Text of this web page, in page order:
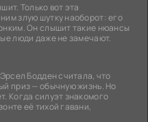
Только вот эта
злую шутку наоборот: его
Он слышит такие нюансы
люди даже не замечают.
Бодден считала, что
приз — обычную жизнь. Но
Когда силуэт знакомого
её тихой гавани,